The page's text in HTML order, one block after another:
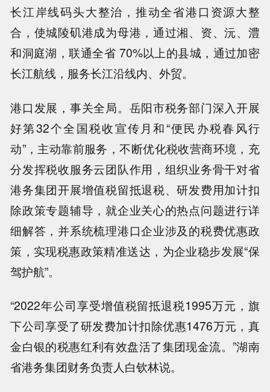
长江岸线码头大整治，推动全省港口资源大整
合，使城陵矶港成为母港，通过湘、资、沅、澧
和洞庭湖，联通全省 70%以上的县城，通过加密
长江航线，服务长江沿线内、外贸。
港口发展，事关全局。岳阳市税务部门深入开展
好第32个全国税收宣传月和“便民办税春风行
动”，主动靠前服务，不断优化税收营商环境，充
分发挥税收服务云团队作用，组织业务骨干对省
港务集团开展增值税留抵退税、研发费用加计扣
除政策专题辅导，就企业关心的热点问题进行详
细解答，并系统梳理港口企业涉及的税费优惠政
策，实现税惠政策精准送达，为企业稳步发展“保
驾护航”。
“2022年公司享受增值税留抵退税1995万元，旗
下公司享受了研发费加计扣除优惠1476万元，真
金白银的税惠红利有效盘活了集团现金流。”湖南
省港务集团财务负责人白钦林说。